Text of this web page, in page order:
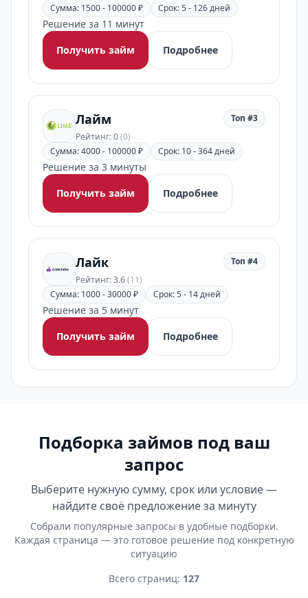
Сумма: 1500 - 100000 ₽ Срок: 5 - 126 дней
Решение за 11 минут
Получить займ
Подробнее
Лайм
Рейтинг: 0(0)
Топ #3
Сумма: 4000 - 100000 ₽ Срок: 10 - 364 дней
Решение за 3 минуты
Получить займ
Подробнее
Лайк
Рейтинг: 3.6(11)
Топ #4
Сумма: 1000 - 30000 ₽ Срок: 5 - 14 дней
Решение за 5 минут
Получить займ
Подробнее
Подборка займов под ваш
запрос
Выберите нужную сумму, срок или условие —
найдите своё предложение за минуту
Собрали популярные запросы в удобные подборки.
Каждая страница — это готовое решение под конкретную
ситуацию
Всего страниц: 127